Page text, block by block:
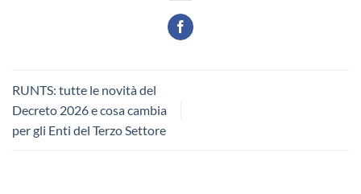
RUNTS: tutte le novità del
Decreto 2026 e cosa cambia
per gli Enti del Terzo Settore